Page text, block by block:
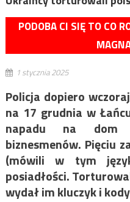
PODOBA CI SIĘ TO CO
1 stycznia 2025
Policja dopiero
na 17 grudnia w
napadu na dom
biznesmenów. Pięciu
(mówili w tym
posiadłości.
wydał im kluczyk i